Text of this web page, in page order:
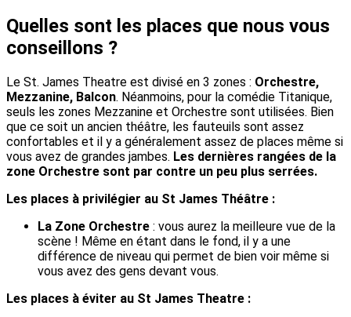
Quelles sont les places que nous vous
conseillons ?
Le St. James Theatre est divisé en 3 zones : Orchestre,
Mezzanine, Balcon. Néanmoins, pour la comédie Titanique,
seuls les zones Mezzanine et Orchestre sont utilisées. Bien
que ce soit un ancien théâtre, les fauteuils sont assez
confortables et il y a généralement assez de places même si
vous avez de grandes jambes. Les dernières rangées de la
zone Orchestre sont par contre un peu plus serrées.
Les places à privilégier au St James Théâtre :
La Zone Orchestre : vous aurez la meilleure vue de la
scène ! Même en étant dans le fond, il y a une
différence de niveau qui permet de bien voir même si
vous avez des gens devant vous.
Les places à éviter au St James Theatre :